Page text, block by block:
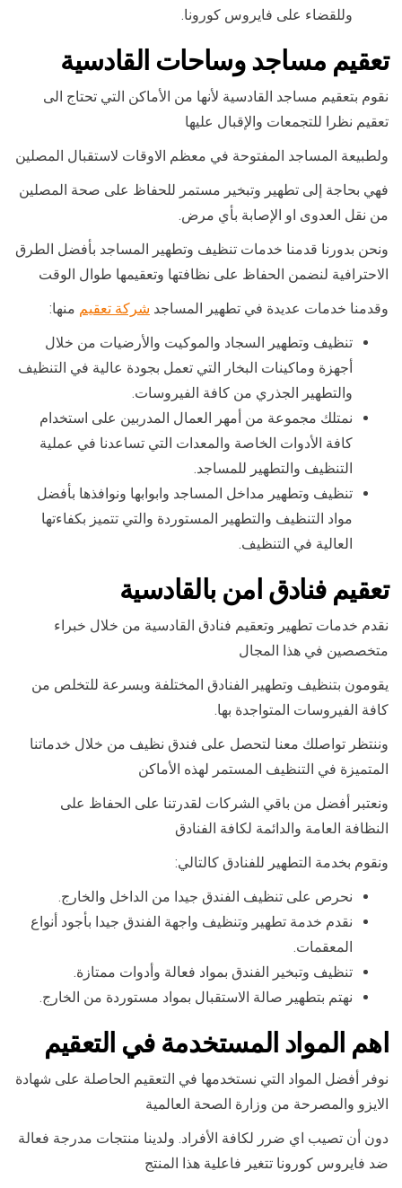
وللقضاء على فايروس كورونا.
تعقيم مساجد وساحات القادسية
نقوم بتعقيم مساجد القادسية لأنها من الأماكن التي تحتاج الى
تعقيم نظرا للتجمعات والإقبال عليها
ولطبيعة المساجد المفتوحة في معظم الاوقات لاستقبال المصلين
فهي بحاجة إلى تطهير وتبخير مستمر للحفاظ على صحة المصلين
من نقل العدوى او الإصابة بأي مرض.
ونحن بدورنا قدمنا خدمات تنظيف وتطهير المساجد بأفضل الطرق
الاحترافية لنضمن الحفاظ على نظافتها وتعقيمها طوال الوقت
وقدمنا خدمات عديدة في تطهير المساجد شركة تعقيم منها:
تنظيف وتطهير السجاد والموكيت والأرضيات من خلال
أجهزة وماكينات البخار التي تعمل بجودة عالية في التنظيف
والتطهير الجذري من كافة الفيروسات.
نمتلك مجموعة من أمهر العمال المدربين على استخدام
كافة الأدوات الخاصة والمعدات التي تساعدنا في عملية
التنظيف والتطهير للمساجد.
تنظيف وتطهير مداخل المساجد وابوابها ونوافذها بأفضل
مواد التنظيف والتطهير المستوردة والتي تتميز بكفاءتها
العالية في التنظيف.
تعقيم فنادق امن بالقادسية
نقدم خدمات تطهير وتعقيم فنادق القادسية من خلال خبراء
متخصصين في هذا المجال
يقومون بتنظيف وتطهير الفنادق المختلفة وبسرعة للتخلص من
كافة الفيروسات المتواجدة بها.
وننتظر تواصلك معنا لتحصل على فندق نظيف من خلال خدماتنا
المتميزة في التنظيف المستمر لهذه الأماكن
ونعتبر أفضل من باقي الشركات لقدرتنا على الحفاظ على
النظافة العامة والدائمة لكافة الفنادق
ونقوم بخدمة التطهير للفنادق كالتالي:
نحرص على تنظيف الفندق جيدا من الداخل والخارج.
نقدم خدمة تطهير وتنظيف واجهة الفندق جيدا بأجود أنواع
المعقمات.
تنظيف وتبخير الفندق بمواد فعالة وأدوات ممتازة.
نهتم بتطهير صالة الاستقبال بمواد مستوردة من الخارج.
اهم المواد المستخدمة في التعقيم
نوفر أفضل المواد التي نستخدمها في التعقيم الحاصلة على شهادة
الايزو والمصرحة من وزارة الصحة العالمية
دون أن تصيب اي ضرر لكافة الأفراد. ولدينا منتجات مدرجة فعالة
ضد فايروس كورونا تتغير فاعلية هذا المنتج